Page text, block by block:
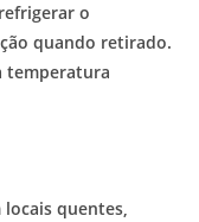
o
quando retirado.
temperatura
quentes,